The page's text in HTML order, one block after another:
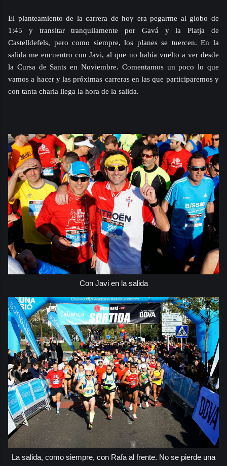
El planteamiento de la carrera de hoy era pegarme al globo de
1:45 y transitar tranquilamente por Gavá y la Platja de
Castelldefels, pero como siempre, los planes se tuercen. En la
salida me encuentro con Javi, al que no había vuelto a ver desde
la Cursa de Sants en Noviembre. Comentamos un poco lo que
vamos a hacer y las próximas carreras en las que participaremos y
con tanta charla llega la hora de la salida.
Con Javi en la salida
La salida, como siempre, con Rafa al frente. No se pierde una